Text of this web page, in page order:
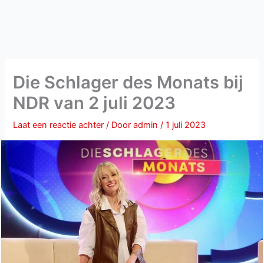
Die Schlager des Monats bij
NDR van 2 juli 2023
Laat een reactie achter / Dooradmin/1 juli 2023